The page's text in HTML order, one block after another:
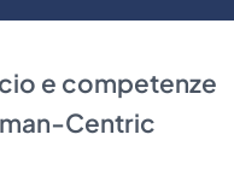
e competenze